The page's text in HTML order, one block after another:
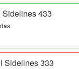
433
Sidelines 333